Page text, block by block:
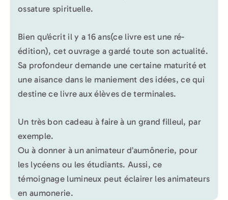
ossature spirituelle.
Bien qu’écrit il y a 16 ans(ce livre est une ré-
édition), cet ouvrage a gardé toute son actualité.
Sa profondeur demande une certaine maturité et
une aisance dans le maniement des idées, ce qui
destine ce livre aux élèves de terminales.
Un très bon cadeau à faire à un grand filleul, par
exemple.
Ou à donner à un animateur d’aumônerie, pour
les lycéens ou les étudiants. Aussi, ce
témoignage lumineux peut éclairer les animateurs
en aumonerie.